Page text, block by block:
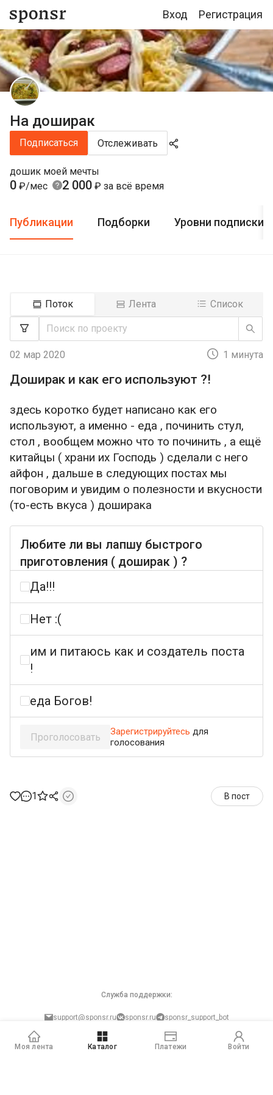
Вход Регистрация
На доширак
Подписаться Отслеживать
дошик моей мечты
0 ₽/мес 2 000 ₽ за всё время
Публикации Подборки Уровни подписки
Поток Лента Список
02 мар 2020 1 минута
Доширак и как его используют ?!
здесь коротко будет написано как его
используют, а именно - еда , починить стул,
стол , вообщем можно что то починить , а ещё
китайцы ( храни их Господь ) сделали с него
айфон , дальше в следующих постах мы
поговорим и увидим о полезности и вкусности
(то-есть вкуса ) доширака
Любите ли вы лапшу быстрого
приготовления ( доширак ) ?
Да!!!
Нет :(
им и питаюсь как и создатель поста
!
еда Богов!
Проголосовать Зарегистрируйтесь для
голосования
1 В пост
Служба поддержки:
support@sponsr.ru sponsr.ru sponsr_support_bot
Защита персональных данных
Моя лента Каталог Платежи Войти